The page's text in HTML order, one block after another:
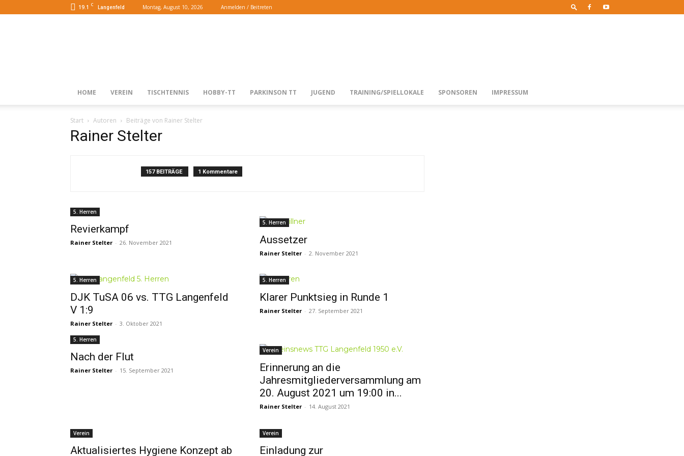
19.1 C
Langenfeld Montag, August 10, 2026 Anmelden / Beitreten
HOME VEREIN TISCHTENNIS HOBBY-TT PARKINSON TT JUGEND TRAINING/SPIELLOKALE SPONSOREN IMPRESSUM
Start Autoren Beiträge von Rainer Stelter
Rainer Stelter
157 BEITRÄGE 1 Kommentare
5. Herren
Revierkampf
Rainer Stelter - 26. November 2021
5. Herren
Aussetzer
Rainer Stelter - 2. November 2021
5. Herren
DJK TuSA 06 vs. TTG Langenfeld
V 1:9
Rainer Stelter - 3. Oktober 2021
5. Herren
Klarer Punktsieg in Runde 1
Rainer Stelter - 27. September 2021
5. Herren
Nach der Flut
Rainer Stelter - 15. September 2021
Verein
Erinnerung an die
Jahresmitgliederversammlung am
20. August 2021 um 19:00 in...
Rainer Stelter - 14. August 2021
Verein
Aktualisiertes Hygiene Konzept ab
Verein
Einladung zur